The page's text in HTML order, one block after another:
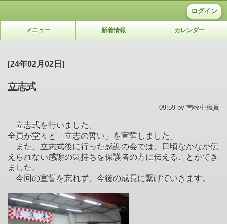
ログイン
メニュー 新着情報 カレンダー
[24年02月02日]
立志式
09:59 by 南牧中職員
立志式を行いました。
全員が堂々と「立志の誓い」を宣誓しました。
また、立志式後に行った感謝の会では、日頃なかなか伝
えられない感謝の気持ちを保護者の方に伝えることができ
ました。
今回の宣誓を忘れず、今後の成長に繋げていきます。